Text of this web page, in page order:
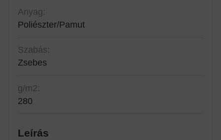
Anyag:
Poliészter/Pamut
Szabás:
Zsebes
g/m2:
280
Leírás